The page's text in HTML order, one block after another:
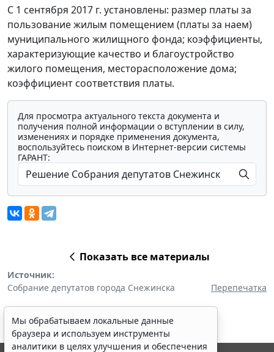
С 1 сентября 2017 г. установлены: размер платы за
пользование жилым помещением (платы за наем)
муниципального жилищного фонда; коэффициенты,
характеризующие качество и благоустройство
жилого помещения, месторасположение дома;
коэффициент соответствия платы.
Для просмотра актуального текста документа и
получения полной информации о вступлении в силу,
изменениях и порядке применения документа,
воспользуйтесь поиском в Интернет-версии системы
ГАРАНТ:
Показать все материалы
Источник:
Собрание депутатов города Снежинска
Перепечатка
Мы обрабатываем локальные данные
браузера и используем инструменты
аналитики в целях улучшения и обеспечения